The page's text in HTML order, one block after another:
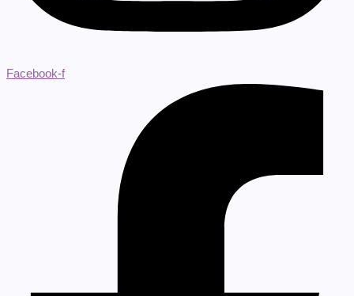
Facebook-f